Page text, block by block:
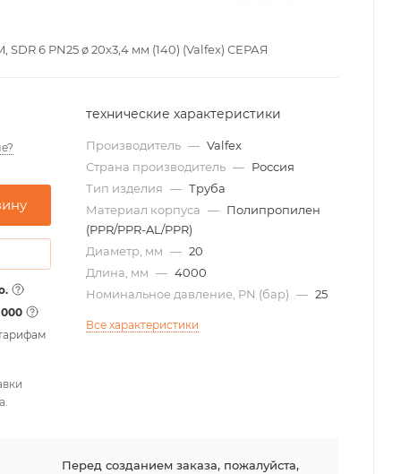
6 PN25 ø 20х3,4 мм (140) (Valfex) СЕРАЯ
технические характеристики
Производитель — Valfex
Страна производитель — Россия
Тип изделия — Труба
Материал корпуса — Полипропилен
(PPR/PPR-AL/PPR)
Диаметр, мм — 20
Длина, мм — 4000
Номинальное давление, PN (бар) — 25
Все характеристики
Перед созданием заказа, пожалуйста,